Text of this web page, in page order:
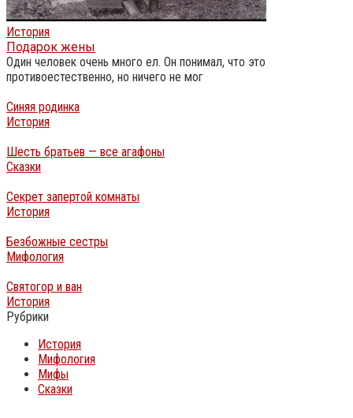
История
Подарок жены
Один человек очень много ел. Он понимал, что это
противоестественно, но ничего не мог
Синяя родинка
История
Шесть братьев — все агафоны
Сказки
Секрет запертой комнаты
История
Безбожные сестры
Мифология
Святогор и ван
История
Рубрики
История
Мифология
Мифы
Сказки